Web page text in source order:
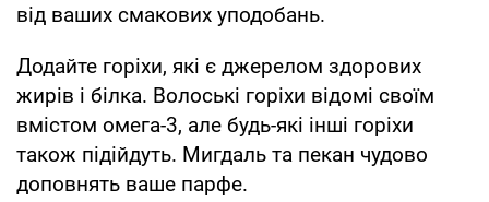
від ваших смакових уподобань.
Додайте горіхи, які є джерелом здорових
жирів і білка. Волоські горіхи відомі своїм
вмістом омега-3, але будь-які інші горіхи
також підійдуть. Мигдаль та пекан чудово
доповнять ваше парфе.